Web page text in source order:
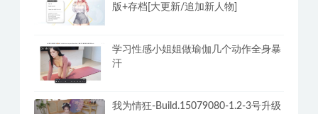
版+存档[大更新/追加新人物]
学习性感小姐姐做瑜伽几个动作全身暴
汗
我为情狂-Build.15079080-1.2-3号升级